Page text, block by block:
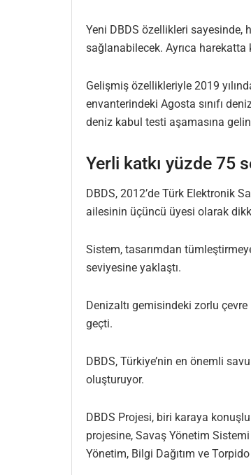
Yeni DBDS özellikleri sayesinde,
sağlanabilecek. Ayrıca
Gelişmiş özellikleriyle 2019
envanterindeki Agosta sınıfı
deniz kabul testi aşamasına
Yerli katkı yüzde 75
DBDS, 2012’de Türk Elektronik
ailesinin üçüncü üyesi olarak
Sistem, tasarımdan
seviyesine yaklaştı.
Denizaltı gemisindeki zorlu
geçti.
DBDS, Türkiye’nin en önemli
oluşturuyor.
DBDS Projesi, biri karaya
projesine, Savaş Yönetim
Yönetim, Bilgi Dağıtım ve